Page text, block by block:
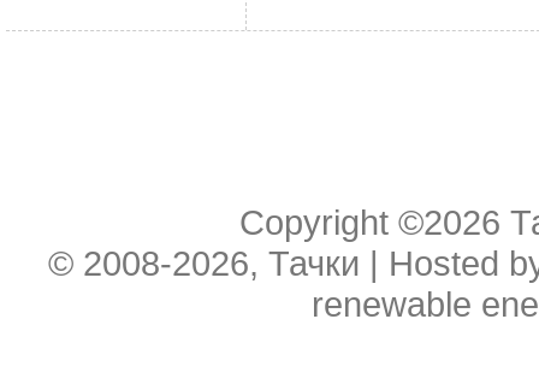
Copyright ©2026
© 2008-2026, Тачки | Hosted
renewable